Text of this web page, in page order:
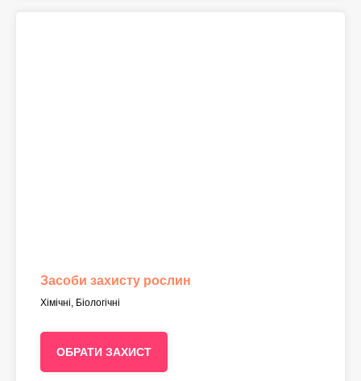
Засоби захисту рослин
Хімічні, Біологічні
ОБРАТИ ЗАХИСТ